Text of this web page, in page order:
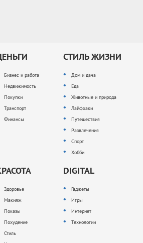
Бизнес и работа
Недвижимость
Покупки
Транспорт
Финансы
СТИЛЬ ЖИЗНИ
Дом и дача
Еда
Животные и природа
Лайфхаки
Путешествия
Развлечения
Спорт
Хобби
Здоровье
Макияж
Показы
Похудение
Стиль
DIGITAL
Гаджеты
Игры
Интернет
Технологии